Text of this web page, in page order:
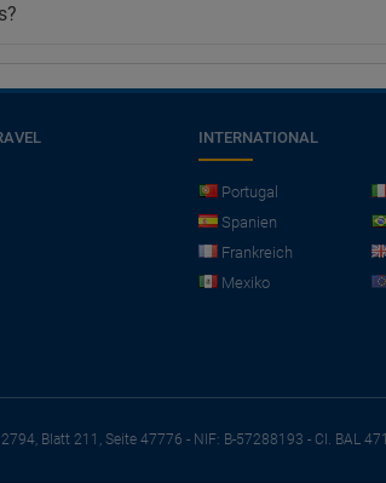
INTERNATIONAL
Portugal
Spanien
Frankreich
Mexiko
Blatt 211, Seite 47776 - NIF: B-57288193 - CI. BAL 471